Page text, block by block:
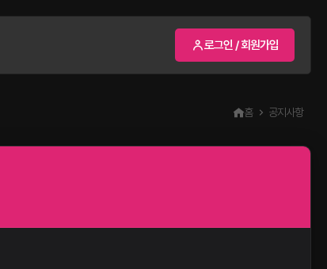
로그인 / 회원가입
홈 공지사항